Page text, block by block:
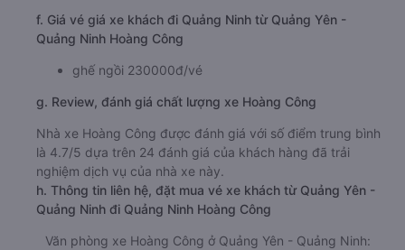
f. Giá vé giá xe khách đi Quảng Ninh từ Quảng Yên -
Quảng Ninh Hoàng Công
ghế ngồi 230000đ/vé
g. Review, đánh giá chất lượng xe Hoàng Công
Nhà xe Hoàng Công được đánh giá với số điểm trung bình
là 4.7/5 dựa trên 24 đánh giá của khách hàng đã trải
nghiệm dịch vụ của nhà xe này.
h. Thông tin liên hệ, đặt mua vé xe khách từ Quảng Yên -
Quảng Ninh đi Quảng Ninh Hoàng Công
Văn phòng xe Hoàng Công ở Quảng Yên - Quảng Ninh: